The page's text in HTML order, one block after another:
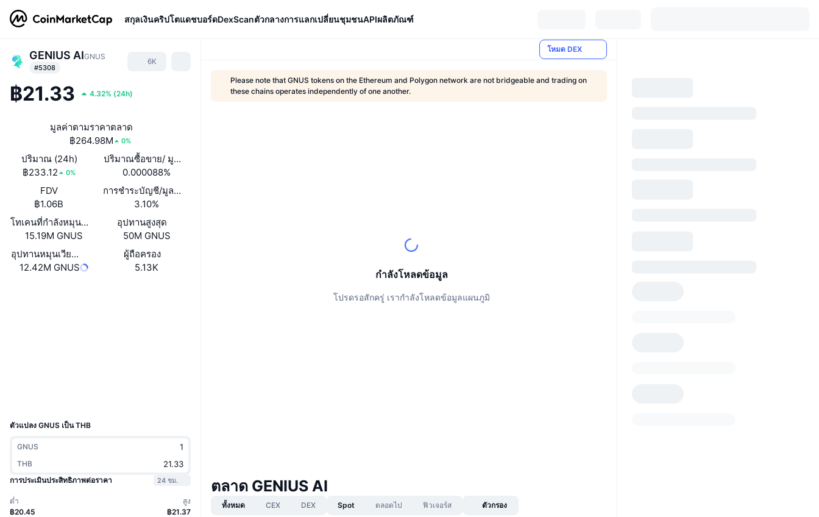
สกุลเงินคริปโตแดชบอร์ดDexScanตัวกลางการแลกเปลี่ยนชุมชนAPIผลิตภัณฑ์
GENIUS AIGNUS
#5308
6K
฿21.33 4.32% (24h)
มูลค่าตามราคาตลาด
฿264.98M
0%
ปริมาณ (24h)
฿233.12
0%
ปริมาณซื้อขาย/ มูลค่าหลักทรัพย์ตามราคาตลาด (24 ชม.)
0.000088%
FDV
฿1.06B
การชำระบัญชี/มูลค่าตลาด
3.10%
โทเคนที่กำลังหมุนเวียนหรือถูกล็อค
15.19M GNUS
อุปทานสูงสุด
50M GNUS
อุปทานหมุนเวียน ซึ่งรายงานโดยตนเอง
12.42M GNUS
ผู้ถือครอง
5.13K
ตัวแปลง GNUS เป็น THB
GNUS
THB
การประเมินประสิทธิภาพต่อราคา
24 ชม.
ต่ำ
฿20.45
สูง
฿21.37
โหมด DEX
Please note that GNUS tokens on the Ethereum and Polygon network are not bridgeable and trading on
these chains operates independently of one another.
กำลังโหลดข้อมูล
โปรดรอสักครู่ เรากำลังโหลดข้อมูลแผนภูมิ
ตลาด GENIUS AI
ทั้งหมด CEX DEX Spot ตลอดไป ฟิวเจอร์ส ตัวกรอง